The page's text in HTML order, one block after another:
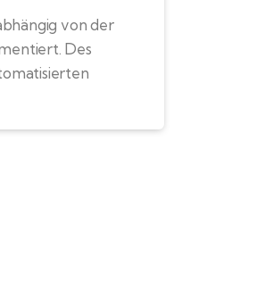
von der
Des